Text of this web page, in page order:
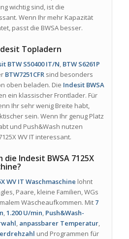
wichtig sind, ist die
Wenn Ihr mehr Kapazität
passt die BWSA besser.
Topladern
BTW S50400 IT/N, BTW S6261P
BTW7251CFRsind besonders
oben beladen. Die Indesit BWSA
ein klassischer Frontlader. Für
Ihr sehr wenig Breite habt,
sein. Wenn Ihr genug Platz
und Push&Wash nutzen
WV IT interessant.
Indesit BWSA 7125X
WV IT Waschmaschine lohnt
Paare, kleine Familien, WGs
Wäscheaufkommen. Mit 7
,1.200 U/min, Push&Wash-
, anpassbarer Temperatur,
und Programmen für